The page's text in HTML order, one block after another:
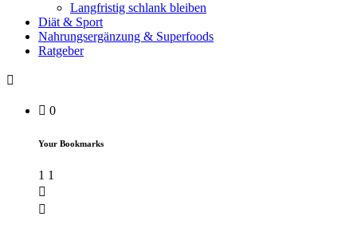
Langfristig schlank bleiben
Diät & Sport
Nahrungsergänzung & Superfoods
Ratgeber
0
Your Bookmarks
1 1